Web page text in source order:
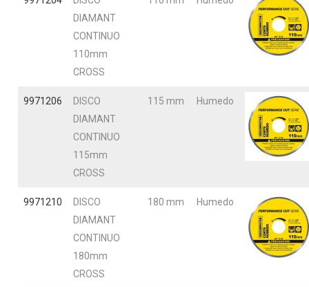
DIAMANT
CONTINUO
110mm
CROSS
9971206
DISCO
DIAMANT
CONTINUO
115mm
CROSS
115 mm Humedo
9971210
DISCO
DIAMANT
CONTINUO
180mm
CROSS
180 mm Humedo